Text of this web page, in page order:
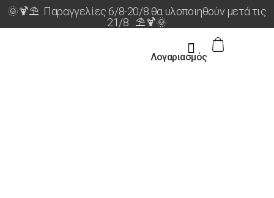
🌞🍹⛱️ Παραγγελίες 6/8-20/8 θα υλοποιηθούν μετά τις
21/8 ⛱️🍹🌞
Λογαριασμός